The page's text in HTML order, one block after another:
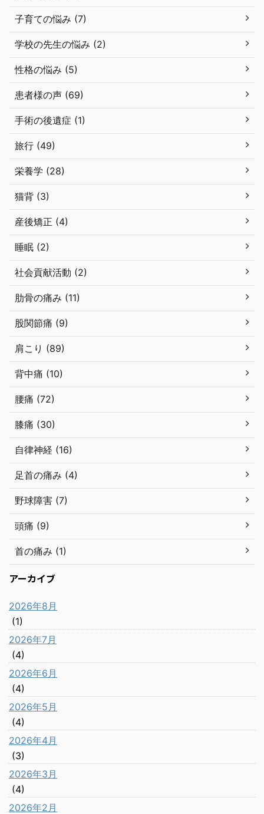
子育ての悩み (7)
学校の先生の悩み (2)
性格の悩み (5)
患者様の声 (69)
手術の後遺症 (1)
旅行 (49)
栄養学 (28)
猫背 (3)
産後矯正 (4)
睡眠 (2)
社会貢献活動 (2)
肋骨の痛み (11)
股関節痛 (9)
肩こり (89)
背中痛 (10)
腰痛 (72)
膝痛 (30)
自律神経 (16)
足首の痛み (4)
野球障害 (7)
頭痛 (9)
首の痛み (1)
アーカイブ
2026年8月
(1)
2026年7月
(4)
2026年6月
(4)
2026年5月
(4)
2026年4月
(3)
2026年3月
(4)
2026年2月